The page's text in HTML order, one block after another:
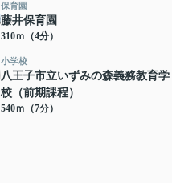
保育園
藤井保育園
310ｍ（4分）
小学校
八王子市立いずみの森義務教育学
校（前期課程）
540ｍ（7分）